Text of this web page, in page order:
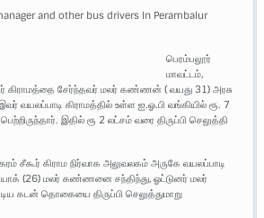
and other bus drivers In Perambalur
பெரம்பலூர்
மாவட்டம்,
கிராமத்தை சேர்ந்தவர் மலர் கண்ணன் ( வயது 31) அரசு
இவர் வயலப்பாடி கிராமத்தில் உள்ள ஐ.ஓ.பி வங்கியில் ரூ. 7
இதில் ரூ 2 லட்சம் வரை திருப்பி செலுத்தி
சீகூர் கிராம நிர்வாக அலுவலகம் அருகே வயலப்பாடி
(26) மலர் கண்ணனை சந்திந்து, ஓட்டுனர் மலர்
தொகையை திருப்பி செலுத்துமாறு